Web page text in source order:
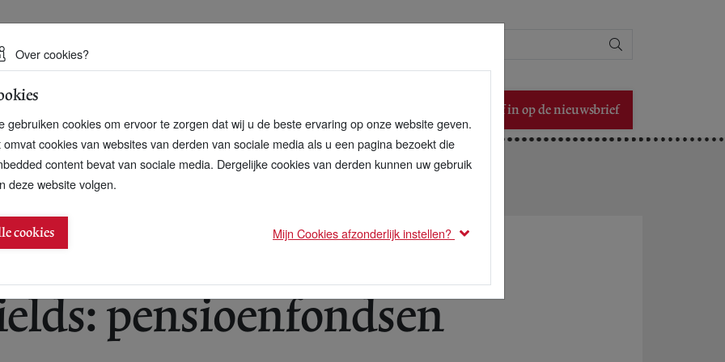
duurzame toekomst
Schrijf in op de nieuwsbrief
tot duurzaamheidsanalyse verplicht
pensioenfondsen
Over cookies?
gebruiken cookies om ervoor te zorgen dat wij u de beste ervaring op onze website geven.
omvat cookies van websites van derden van sociale media als u een pagina bezoekt die
content bevat van sociale media. Dergelijke cookies van derden kunnen uw gebruik
deze website volgen.
cookies Mijn Cookies afzonderlijk instellen?